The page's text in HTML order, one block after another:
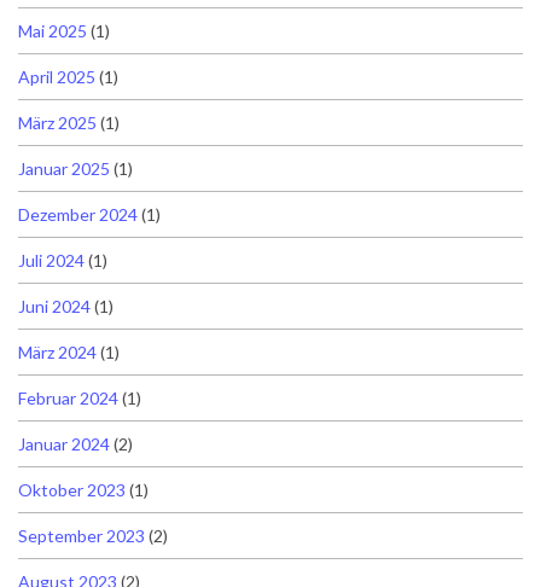
Mai 2025 (1)
April 2025 (1)
März 2025 (1)
Januar 2025 (1)
Dezember 2024(1)
Juli 2024(1)
Juni 2024(1)
März 2024(1)
Februar 2024(1)
Januar 2024(2)
Oktober 2023 (1)
September 2023 (2)
August 2023 (2)